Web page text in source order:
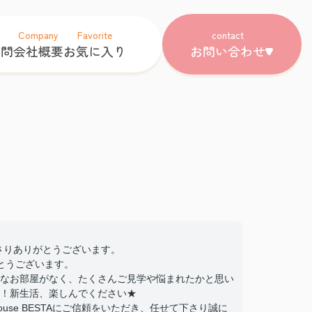
Company
会社概要
Favorite
お気に入り
contact
お問い合わせ
ありがとうございます。
ございます。
お部屋がなく、たくさんご見学や悩まれたかと思い
新生活、楽しんでください★
BESTAにご信頼をいただき、任せて下さり誠に